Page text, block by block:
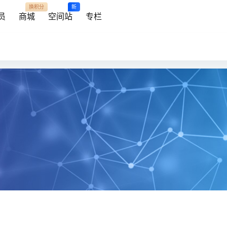
商城
换积分
空间站
新
专栏